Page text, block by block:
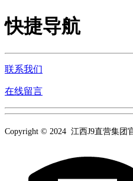
快捷导航
联系我们
在线留言
Copyright © 2024 江西J9直营集团